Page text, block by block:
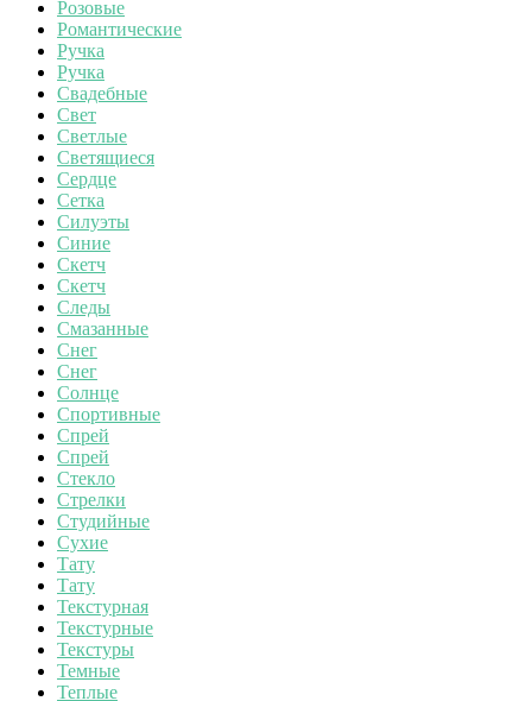
Розовые
Романтические
Ручка
Ручка
Свадебные
Свет
Светлые
Светящиеся
Сердце
Сетка
Силуэты
Синие
Скетч
Скетч
Следы
Смазанные
Снег
Снег
Солнце
Спортивные
Спрей
Спрей
Стекло
Стрелки
Студийные
Сухие
Тату
Тату
Текстурная
Текстурные
Текстуры
Темные
Теплые